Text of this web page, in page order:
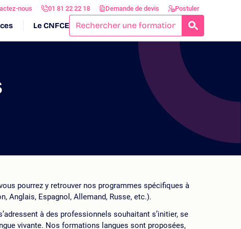
nous 01 81 22 22 18 Demande de devis Postuler
Le CNFCE
pourrez y retrouver nos programmes spécifiques à
Anglais, Espagnol, Allemand, Russe, etc.).
à des professionnels souhaitant s’initier, se
vivante. Nos formations langues sont proposées,